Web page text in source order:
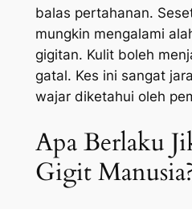
balas pertahanan.
mungkin mengalami
gigitan. Kulit boleh
gatal. Kes ini sangat
wajar diketahui oleh
Apa Berlaku
Gigit